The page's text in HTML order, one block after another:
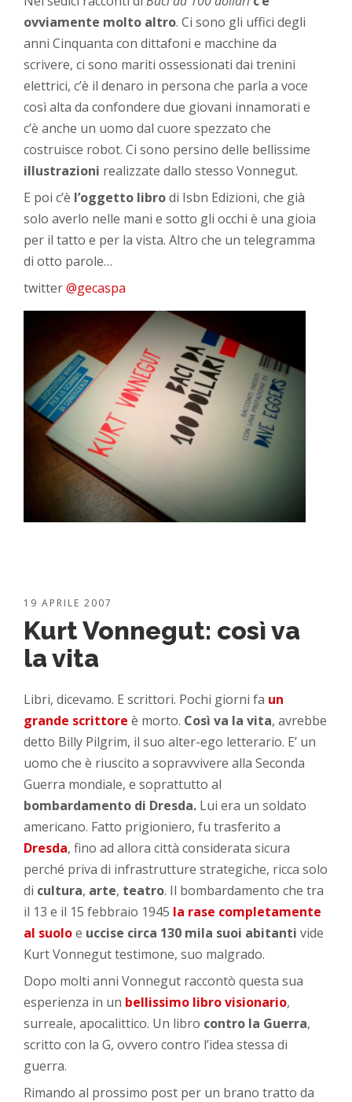
ovviamente molto altro. Ci sono gli uffici degli
anni Cinquanta con dittafoni e macchine da
scrivere, ci sono mariti ossessionati dai trenini
elettrici, c’è il denaro in persona che parla a voce
così alta da confondere due giovani innamorati e
c’è anche un uomo dal cuore spezzato che
costruisce robot. Ci sono persino delle bellissime
illustrazioni realizzate dallo stesso Vonnegut.
E poi c’è l’oggetto librodi Isbn Edizioni, che già
solo averlo nelle mani e sotto gli occhi è una gioia
per il tatto e per la vista. Altro che un telegramma
di otto parole…
twitter@gecaspa
19 APRILE 2007
Kurt Vonnegut: così va
la vita
Libri, dicevamo. E scrittori. Pochi giorni fa un
grande scrittore è morto. Così va la vita, avrebbe
detto Billy Pilgrim, il suo alter-ego letterario. E’ un
uomo che è riuscito a sopravvivere alla Seconda
Guerra mondiale, e soprattutto al
bombardamento di Dresda. Lui era un soldato
americano. Fatto prigioniero, fu trasferito a
Dresda, fino ad allora città considerata sicura
perché priva di infrastrutture strategiche, ricca solo
di cultura, arte, teatro. Il bombardamento che tra
il 13 e il 15 febbraio 1945 la rase completamente
al suoloe uccise circa 130 mila suoi abitantivide
Kurt Vonnegut testimone, suo malgrado.
Dopo molti anni Vonnegut raccontò questa sua
esperienza in un bellissimo libro visionario,
surreale, apocalittico. Un libro contro la Guerra,
scritto con la G, ovvero contro l’idea stessa di
guerra.
Rimando al prossimo post per un brano tratto da